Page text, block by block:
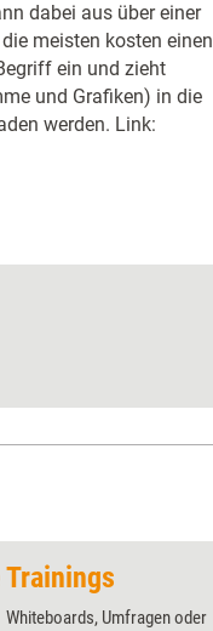
dabei aus über einer
meisten kosten einen
ein und zieht
und Grafiken) in die
werden. Link:
Whiteboards, Umfragen oder